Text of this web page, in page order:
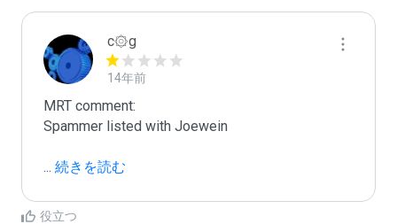
c۞g
14年前
MRT comment:
Spammer listed with Joewein
... 続きを読む
役立つ